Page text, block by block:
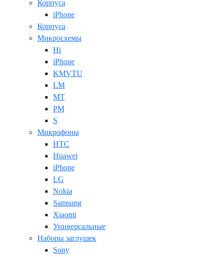
Корпуса
iPhone
Корпуса
Микросхемы
Hi
iPhone
KMVTU
LM
MT
PM
S
Микрофоны
HTC
Huawei
iPhone
LG
Nokia
Samsung
Xiaomi
Универсальные
Наборы заглушек
Sony